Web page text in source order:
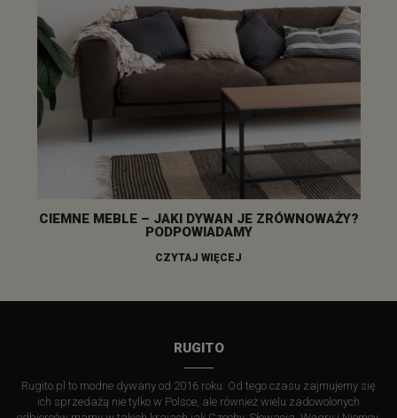
CIEMNE MEBLE – JAKI DYWAN JE ZRÓWNOWAŻY?
PODPOWIADAMY
CZYTAJ WIĘCEJ
RUGITO
Rugito.pl to modne dywany od 2016 roku. Od tego czasu zajmujemy się
ich sprzedażą nie tylko w Polsce, ale również wielu zadowolonych